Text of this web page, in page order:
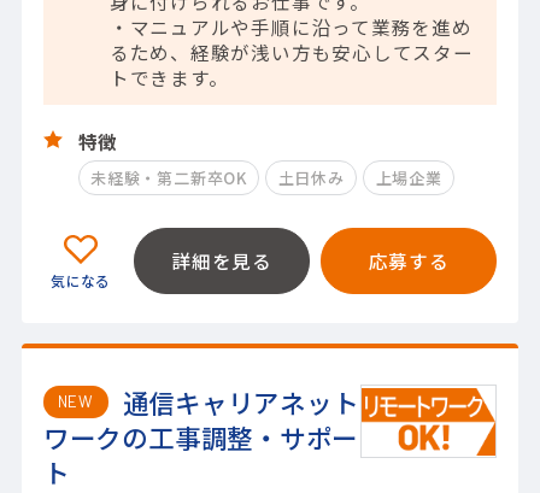
・マニュアルや手順に沿って業務を進め
るため、経験が浅い方も安心してスター
トできます。
特徴
未経験・第二新卒OK 土日休み 上場企業
詳細を見る 応募する
NEW
通信キャリアネット
ワークの工事調整・サポー
ト